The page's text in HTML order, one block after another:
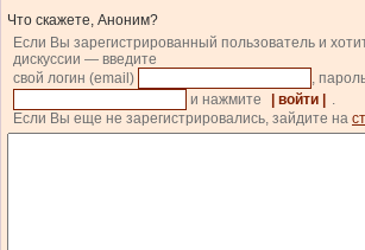
Что скажете, Аноним?
Если Вы зарегистрированный пользователь и
дискуссии — введите
свой логин (email)
,
и нажмите
| войти |
.
Если Вы еще не зарегистрировались, зайдите на